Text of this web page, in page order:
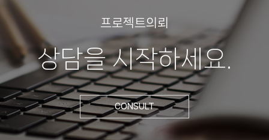
프로젝트의뢰
상담을 시작하세요.
CONSULT